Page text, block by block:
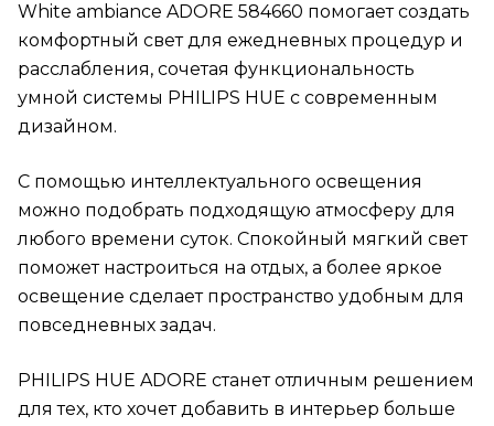
White ambiance ADORE 584660 помогает создать
комфортный свет для ежедневных процедур и
расслабления, сочетая функциональность
умной системы PHILIPS HUE с современным
дизайном.
С помощью интеллектуального освещения
можно подобрать подходящую атмосферу для
любого времени суток. Спокойный мягкий свет
поможет настроиться на отдых, а более яркое
освещение сделает пространство удобным для
повседневных задач.
PHILIPS HUE ADORE станет отличным решением
для тех, кто хочет добавить в интерьер больше